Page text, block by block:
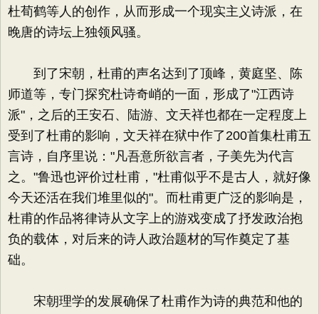
杜荀鹤等人的创作，从而形成一个现实主义诗派，在
晚唐的诗坛上独领风骚。
到了宋朝，杜甫的声名达到了顶峰，黄庭坚、陈
师道等，专门探究杜诗奇峭的一面，形成了"江西诗
派"，之后的王安石、陆游、文天祥也都在一定程度上
受到了杜甫的影响，文天祥在狱中作了200首集杜甫五
言诗，自序里说："凡吾意所欲言者，子美先为代言
之。"鲁迅也评价过杜甫，"杜甫似乎不是古人，就好像
今天还活在我们堆里似的"。而杜甫更广泛的影响是，
杜甫的作品将律诗从文字上的游戏变成了抒发政治抱
负的载体，对后来的诗人政治题材的写作奠定了基
础。
宋朝理学的发展确保了杜甫作为诗的典范和他的